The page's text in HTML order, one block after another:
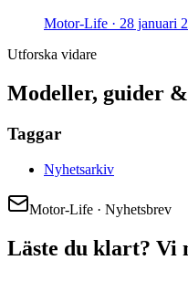
Motor-Life · 28 januari
Utforska vidare
Modeller, guider
Taggar
Nyhetsarkiv
Motor-Life · Nyhetsbrev
Läste du klart? Vi